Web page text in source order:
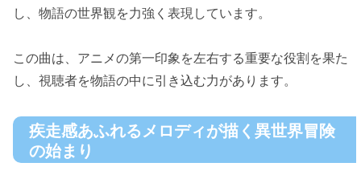
し、物語の世界観を力強く表現しています。
この曲は、アニメの第一印象を左右する重要な役割を果た
し、視聴者を物語の中に引き込む力があります。
疾走感あふれるメロディが描く異世界冒険
の始まり